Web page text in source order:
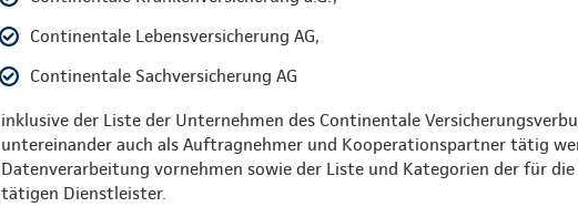
Continentale Lebensversicherung AG,
Continentale Sachversicherung AG
inklusive der Liste der Unternehmen des Continentale
untereinander auch als Auftragnehmer und Kooperationspartner tätig
Datenverarbeitung vornehmen sowie der Liste und Kategorien der für
tätigen Dienstleister.